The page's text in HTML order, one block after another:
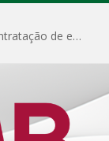
DISPENSA DE LICITAÇÃO Nº 003/2026 ( Contratação de empresa para fornecimento de gêneros alimentícios não perecíveis, materiais de expediente, descartáveis, copa e cozinha, para análise e posterior publicação.)